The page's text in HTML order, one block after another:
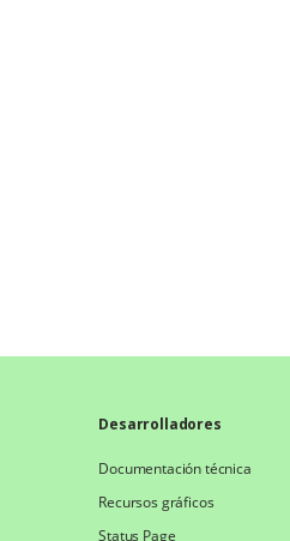
Desarrolladores
Documentación técnica
Recursos gráficos
Status Page